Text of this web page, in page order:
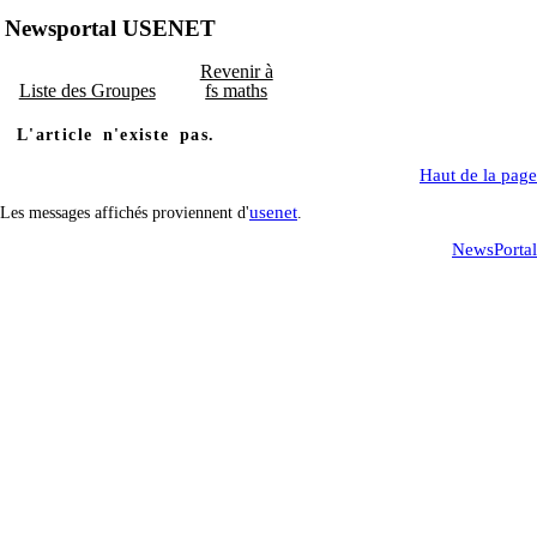
Newsportal USENET
Liste des Groupes
Revenir à
fs maths
L'article n'existe pas.
Haut de la page
Les messages affichés proviennent d'usenet
NewsPortal